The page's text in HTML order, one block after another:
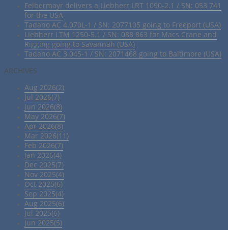
Felbermayr delivers a Liebherr LRT 1090-2.1 / SN: 053 741
for the USA
Tadano AC 4.070L-1 / SN: 2077105 going to Freeport (USA)
Liebherr LTM 1250-5.1 / SN: 088 863 for Macs Crane and
Rigging going to Savannah (USA)
Tadano AC 3.045-1 / SN: 2071468 going to Baltimore (USA)
ARCHIVES
Aug 2026(2)
Jul 2026(7)
Jun 2026(8)
May 2026(7)
Apr 2026(8)
Mar 2026(11)
Feb 2026(7)
Jan 2026(4)
Dec 2025(7)
Nov 2025(4)
Oct 2025(6)
Sep 2025(4)
Aug 2025(6)
Jul 2025(6)
Jun 2025(5)